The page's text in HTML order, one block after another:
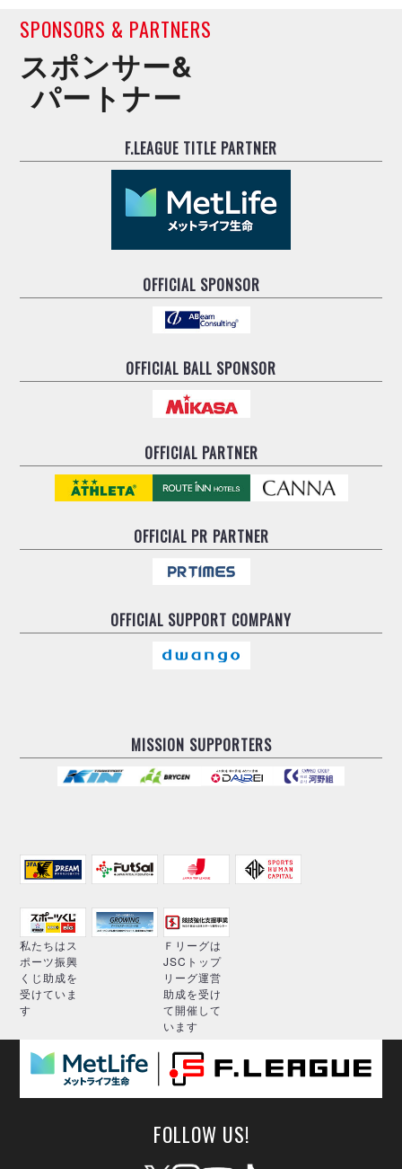
SPONSORS & PARTNERS
スポンサー&
パートナー
F.LEAGUE TITLE PARTNER
OFFICIAL SPONSOR
OFFICIAL BALL SPONSOR
OFFICIAL PARTNER
OFFICIALPR PARTNER
OFFICIAL SUPPORT COMPANY
MISSION SUPPORTERS
私たちはス
ポーツ振興
くじ助成を
受けていま
す
Ｆリーグは
JSCトップ
リーグ運営
助成を受け
て開催して
います
FOLLOW US!